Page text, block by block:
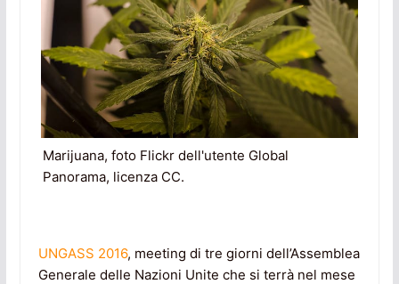
Marijuana, foto Flickr dell'utente Global
Panorama, licenza CC.
UNGASS 2016, meeting di tre giorni dell’Assemblea
Generale delle Nazioni Unite che si terrà nel mese